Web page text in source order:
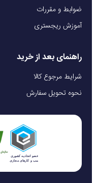
ضوابط و مقررات
آموزش ریجستری
راهنمای بعد از خرید
شرایط مرجوع کالا
نحوه تحویل سفارش